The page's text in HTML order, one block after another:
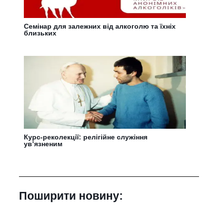
Семінар для залежних від алкоголю та їхніх
близьких
Курс-реколекції: релігійне служіння
ув’язненим
Поширити новину: